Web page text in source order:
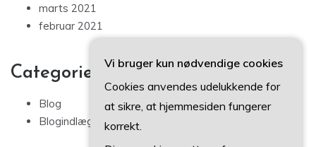
marts 2021
februar 2021
Categories
Blog
Blogindlæg
Vi bruger kun nødvendige cookies
Cookies anvendes udelukkende for
at sikre, at hjemmesiden fungerer
korrekt.